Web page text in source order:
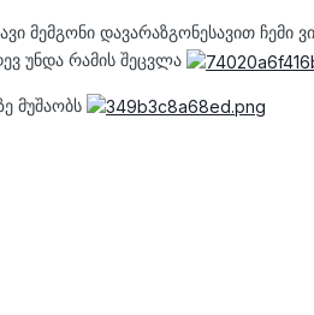
მემგონი დავარაზგონესავით ჩემი
უნდა რამის შეცვლა
მუშაობს